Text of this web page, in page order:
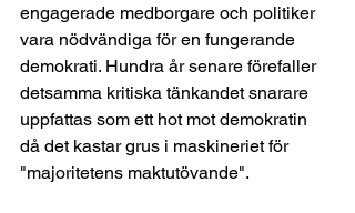
engagerade medborgare och politiker
vara nödvändiga för en fungerande
demokrati. Hundra år senare förefaller
detsamma kritiska tänkandet snarare
uppfattas som ett hot mot demokratin
då det kastar grus i maskineriet för
"majoritetens maktutövande".